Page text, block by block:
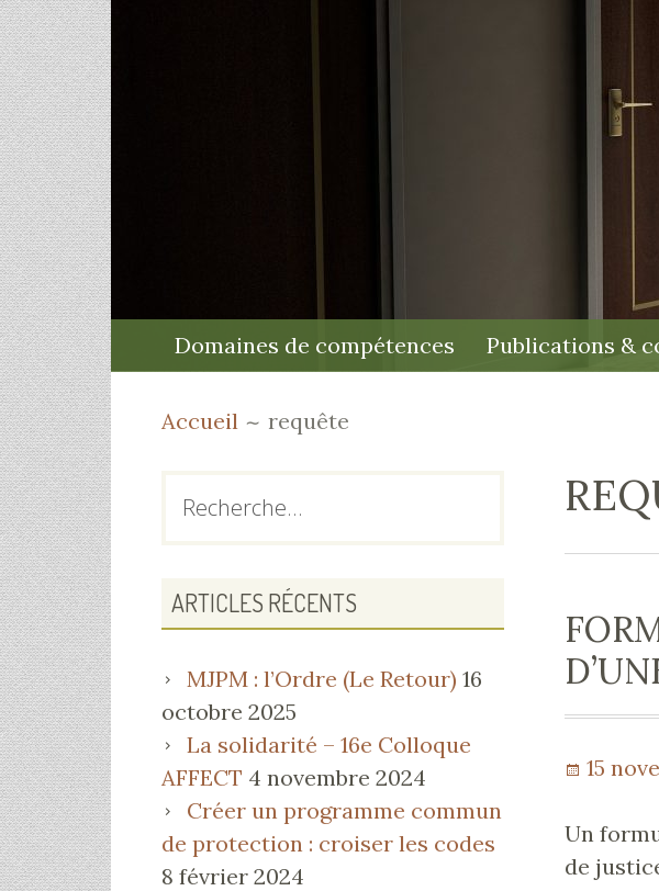
MENU
PRINCIPAL
Domaines de compétences Publications &
D'ARIANE
Accueil requête
Publié
15
Un
de
BARRE
ARTICLES RÉCENTS
MJPM : l’Ordre (Le Retour) 16
octobre 2025
La solidarité – 16e Colloque
AFFECT 4 novembre 2024
Créer un programme commun
de protection : croiser les codes
8 février 2024